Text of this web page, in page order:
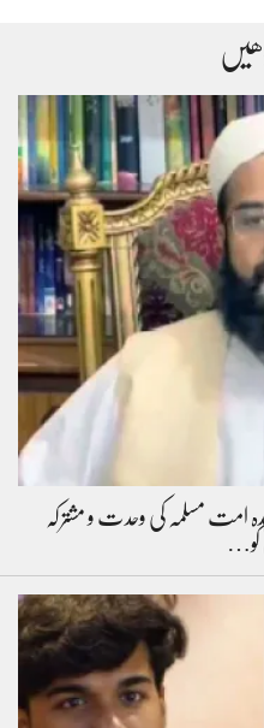
امت مسلمہ کی وحدت و مشترکہ
کو…